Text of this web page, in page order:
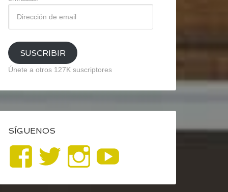
email
SUSCRIBIR
Únete a otros 127K suscriptores
SÍGUENOS
Ver
perfil
Ver
perfil
Ver
perfil